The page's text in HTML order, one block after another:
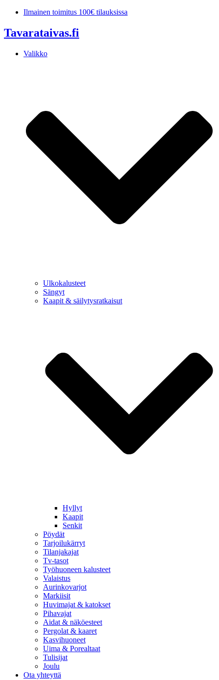
Mene
Ilmainen toimitus 100€ tilauksissa
Tavarataivas.fi
Valikko
Ulkokalusteet
Sängyt
Kaapit & säilytysratkaisut
Hyllyt
Kaapit
Senkit
Pöydät
Tarjoilukärryt
Tilanjakajat
Tv-tasot
Työhuoneen kalusteet
Valaistus
Aurinkovarjot
Markiisit
Huvimajat & katokset
Pihavajat
Aidat & näköesteet
Pergolat & kaaret
Kasvihuoneet
Uima & Porealtaat
Tulisijat
Joulu
Ota yhteyttä